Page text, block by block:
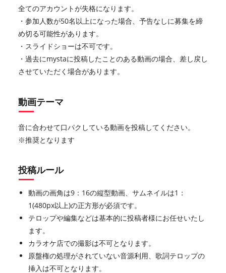
全てのアカウントが失格になります。
・参加人数が50名以上になった場合、予告なしに募集を締
め切る可能性があります。
・スライドショーは不可です。
・過去にmystaに投稿したことのある動画の場合、差し戻し
させていただく場合があります。
動画テーマ
音に合わせて口パクしている動画を投稿してください。
※推奨となります
投稿ルール
動画の画角は9：16の縦型動画、サムネイルは1：
1(480px以上)の正方形が必須です。
テロップや編集などは基本的に投稿者様にお任せいたし
ます。
カラオケ店での撮影は不可となります。
原盤権の処理がされていない音源利用、歌詞テロップの
挿入は不可となります。